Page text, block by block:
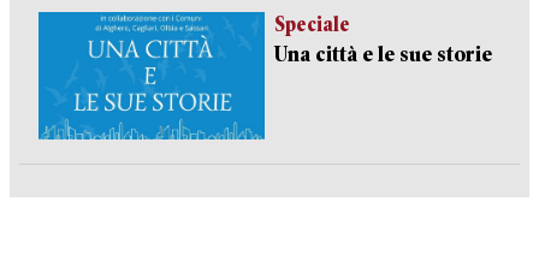
Speciale
Una città e le sue storie